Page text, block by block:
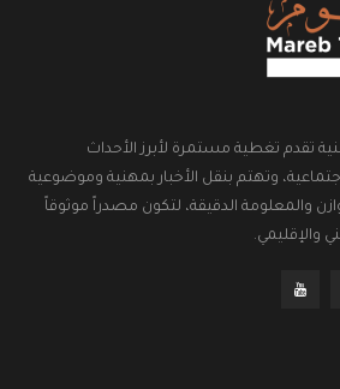
تقدم تغطية مستمرة لأبرز الأحداث
وتهتم بنقل الأخبار بمهنية وموضوعية
والمعلومة الدقيقة، لتكون مصدراً موثوقاً
والإقليمي.